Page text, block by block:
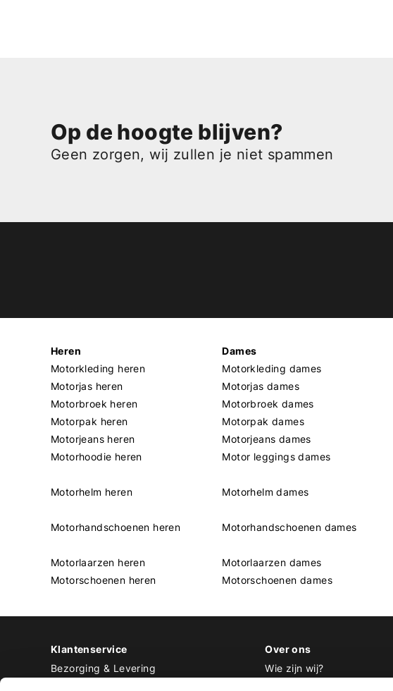
Op de hoogte blijven?
Geen zorgen, wij zullen je niet spammen
Heren
Motorkleding heren
Motorjas heren
Motorbroek heren
Motorpak heren
Motorjeans heren
Motorhoodie heren
Motorhelm heren
Motorhandschoenen heren
Motorlaarzen heren
Motorschoenen heren
Dames
Motorkleding dames
Motorjas dames
Motorbroek dames
Motorpak dames
Motorjeans dames
Motor leggings dames
Motorhelm dames
Motorhandschoenen dames
Motorlaarzen dames
Motorschoenen dames
Klantenservice
Bezorging & Levering
Over ons
Wie zijn wij?